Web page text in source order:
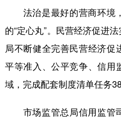
城市 旅游
彩票 娱乐
公益 一带一路
文化产业
地方频道
法治是最好的营商环境
的“定心丸”。民营经济促进
局不断健全完善民营经济促
平等准入、公平竞争、信用
域，完成配套制度清单任务38
市场监管总局信用监管